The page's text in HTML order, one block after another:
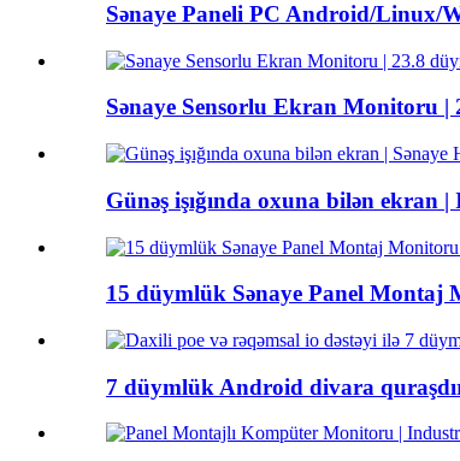
Sənaye Paneli PC Android/Linux/
Sənaye Sensorlu Ekran Monitoru |
Günəş işığında oxuna bilən ekran
15 düymlük Sənaye Panel Montaj
7 düymlük Android divara